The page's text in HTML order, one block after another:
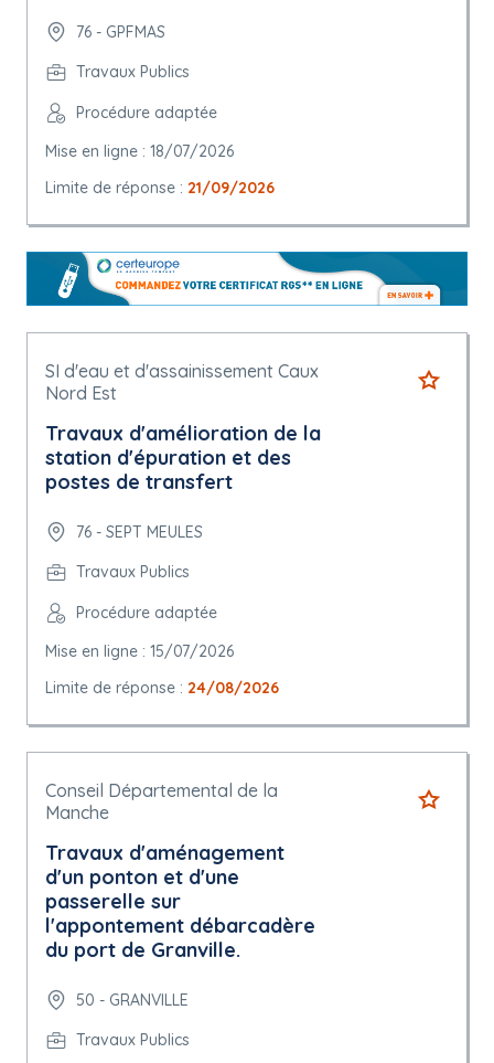
76 - GPFMAS
Travaux Publics
Procédure adaptée
Mise en ligne : 18/07/2026
Limite de réponse : 21/09/2026
SI d'eau et d'assainissement Caux
Nord Est
Travaux d'amélioration de la
station d'épuration et des
postes de transfert
76 - SEPT MEULES
Travaux Publics
Procédure adaptée
Mise en ligne : 15/07/2026
Limite de réponse : 24/08/2026
Conseil Départemental de la
Manche
Travaux d'aménagement
d'un ponton et d'une
passerelle sur
l'appontement débarcadère
du port de Granville.
50 - GRANVILLE
Travaux Publics